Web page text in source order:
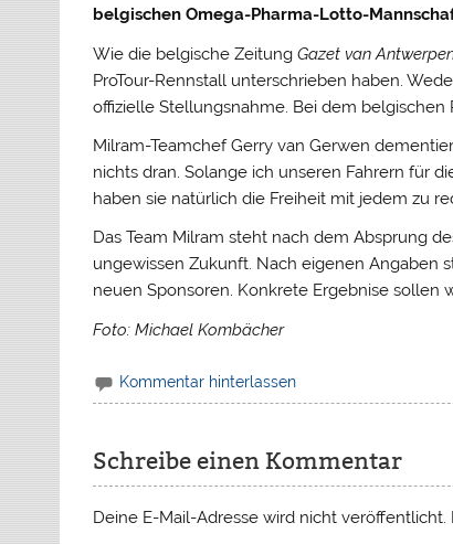
belgischen Omega-Pharma-Lotto-
Wie die belgische ZeitungGazet van
ProTour-Rennstall unterschrieben haben.
offizielle Stellungsnahme. Bei dem belgischen
Milram-Teamchef Gerry van Gerwen
nichts dran. Solange ich unseren Fahrern für
haben sie natürlich die Freiheit mit jedem zu
Das Team Milram steht nach dem Absprung
ungewissen Zukunft. Nach eigenen Angaben
neuen Sponsoren. Konkrete Ergebnise sollen
Foto: Michael Kombächer
Kommentar hinterlassen
Schreibe einen Kommentar
Deine E-Mail-Adresse wird nicht veröffentlicht.